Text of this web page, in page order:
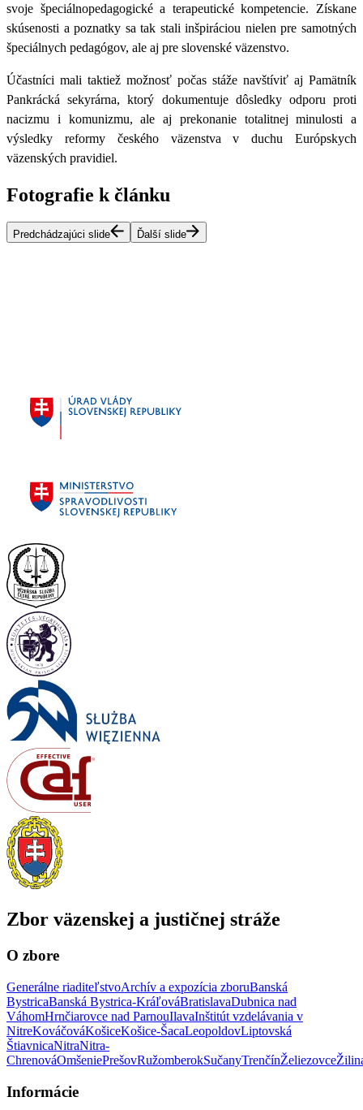
svoje špeciálnopedagogické a terapeutické kompetencie. Získane
skúsenosti a poznatky sa tak stali inšpiráciou nielen pre samotných
špeciálnych pedagógov, ale aj pre slovenské väzenstvo.
Účastníci mali taktiež možnosť počas stáže navštíviť aj Pamätník
Pankrácká sekyrárna, ktorý dokumentuje dôsledky odporu proti
nacizmu i komunizmu, ale aj prekonanie totalitnej minulosti a
výsledky reformy českého väzenstva v duchu Európskych
väzenských pravidiel.
Fotografie k článku
Predchádzajúci slide Ďalší slide
Zbor väzenskej a justičnej stráže
O zbore
Generálne riaditeľstvoArchív a expozícia zboruBanská
BystricaBanská Bystrica-KráľováBratislavaDubnica nad
VáhomHrnčiarovce nad ParnouIlavaInštitút vzdelávania v
NitreKováčováKošiceKošice-ŠacaLeopoldovLiptovská
ŠtiavnicaNitraNitra-
ChrenováOmšeniePrešovRužomberokSučanyTrenčínŽeliezovce
Informácie